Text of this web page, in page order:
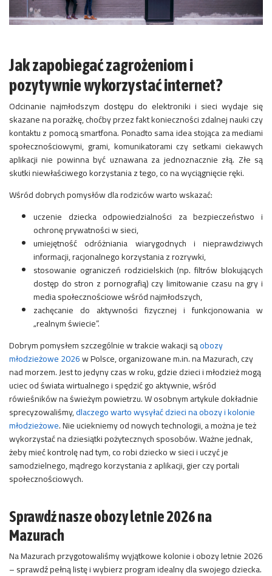
Jak zapobiegać zagrożeniom i
pozytywnie wykorzystać internet?
Odcinanie najmłodszym dostępu do elektroniki i sieci wydaje się
skazane na porażkę, choćby przez fakt konieczności zdalnej nauki czy
kontaktu z pomocą smartfona. Ponadto sama idea stojąca za mediami
społecznościowymi, grami, komunikatorami czy setkami ciekawych
aplikacji nie powinna być uznawana za jednoznacznie złą. Złe są
skutki niewłaściwego korzystania z tego, co na wyciągnięcie ręki.
Wśród dobrych pomysłów dla rodziców warto wskazać:
uczenie dziecka odpowiedzialności za bezpieczeństwo i
ochronę prywatności w sieci,
umiejętność odróżniania wiarygodnych i nieprawdziwych
informacji, racjonalnego korzystania z rozrywki,
stosowanie ograniczeń rodzicielskich (np. filtrów blokujących
dostęp do stron z pornografią) czy limitowanie czasu na gry i
media społecznościowe wśród najmłodszych,
zachęcanie do aktywności fizycznej i funkcjonowania w
„realnym świecie”.
Dobrym pomysłem szczególnie w trakcie wakacji sąobozy
młodzieżowe 2026w Polsce, organizowane m.in. na Mazurach, czy
nad morzem. Jest to jedyny czas w roku, gdzie dzieci i młodzież mogą
uciec od świata wirtualnego i spędzić go aktywnie, wśród
rówieśników na świeżym powietrzu. W osobnym artykule dokładnie
sprecyzowaliśmy,dlaczego warto wysyłać dzieci na obozy i kolonie
młodzieżowe.Nie uciekniemy od nowych technologii, a można je też
wykorzystać na dziesiątki pożytecznych sposobów. Ważne jednak,
żeby mieć kontrolę nad tym, co robi dziecko w sieci i uczyć je
samodzielnego, mądrego korzystania z aplikacji, gier czy portali
społecznościowych.
Sprawdź nasze obozy letnie 2026 na
Mazurach
Na Mazurach przygotowaliśmy wyjątkowe kolonie i obozy letnie 2026
– sprawdź pełną listę i wybierz program idealny dla swojego dziecka.